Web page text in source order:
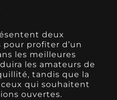
deux
profiter d’un
les meilleures
les amateurs de
tandis que la
qui souhaitent
ouvertes.